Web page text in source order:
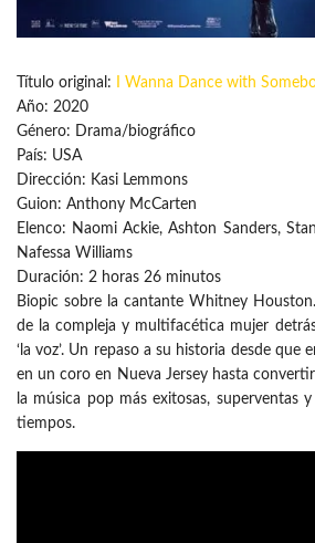
Título original:
I Wanna Dance with
Año: 2020
Género: Drama/biográfico
País: USA
Dirección: Kasi Lemmons
Guion: Anthony McCarten
Elenco: Naomi Ackie, Ashton Sanders,
Nafessa Williams
Duración: 2 horas 26 minutos
Biopic sobre la cantante Whitney
de la compleja y multifacética mujer
‘la voz’. Un repaso a su historia desde que
en un coro en Nueva Jersey hasta
la música pop más exitosas, superventas
tiempos.